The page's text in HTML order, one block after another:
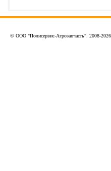
© ООО "Полисервис-Агрозапчасть". 2008-